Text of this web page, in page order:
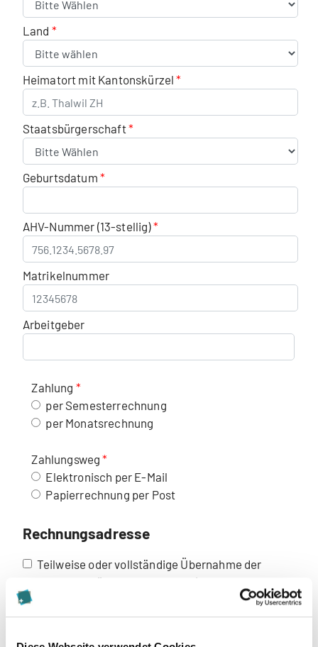
Land
Heimatort mit Kantonskürzel
Staatsbürgerschaft
Geburtsdatum
AHV-Nummer (13-stellig)
Matrikelnummer
Arbeitgeber
Zahlung
per Semesterrechnung
per Monatsrechnung
Zahlungsweg
Elektronisch per E-Mail
Papierrechnung per Post
Teilweise oder vollständige Übernahme der
Studiengebühren durch Dritte (z. B.
auf dieser Seite zum Download zur Verfügung.
Rechnungsadresse